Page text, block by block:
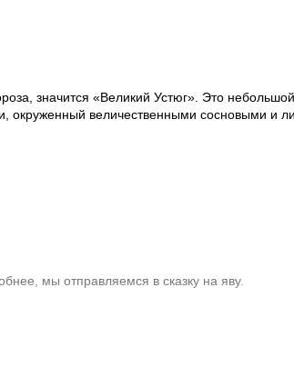
значится «Великий Устюг». Это
окруженный величественными сосновыми и
мы отправляемся в сказку на яву.